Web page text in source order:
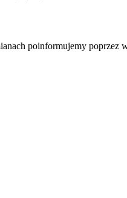
poinformujemy poprzez